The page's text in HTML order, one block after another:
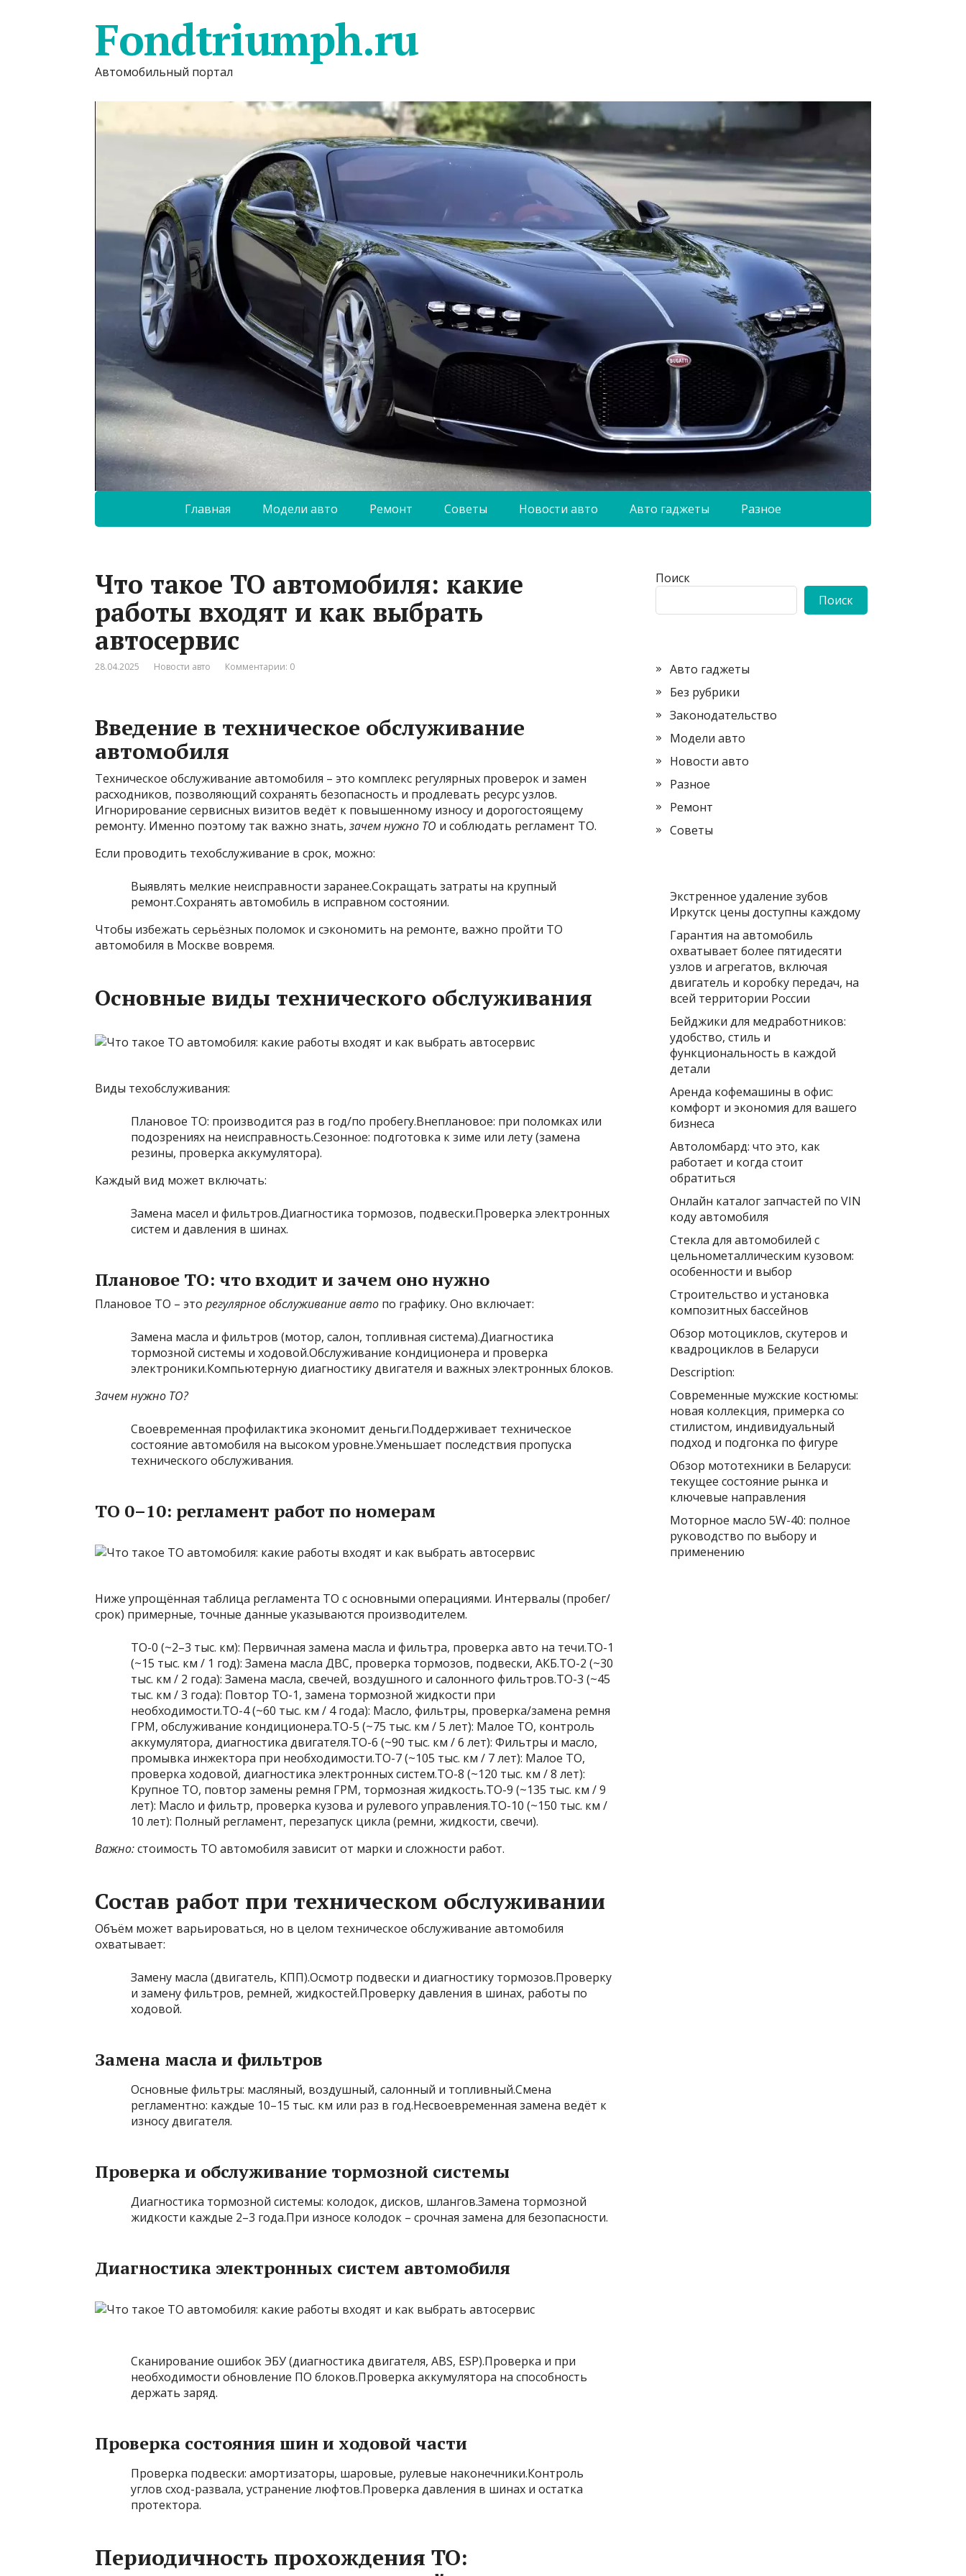
Fondtriumph.ru
Автомобильный портал
Главная Модели авто Ремонт Советы Новости авто Авто гаджеты Разное
Что такое ТО автомобиля: какие
работы входят и как выбрать
автосервис
28.04.2025 Новости авто Комментарии: 0
Введение в техническое обслуживание
автомобиля
Техническое обслуживание автомобиля – это комплекс регулярных проверок и замен
расходников, позволяющий сохранять безопасность и продлевать ресурс узлов.
Игнорирование сервисных визитов ведёт к повышенному износу и дорогостоящему
ремонту. Именно поэтому так важно знать, зачем нужно ТО и соблюдать регламент ТО.
Если проводить техобслуживание в срок, можно:
Выявлять мелкие неисправности заранее.Сокращать затраты на крупный
ремонт.Сохранять автомобиль в исправном состоянии.
Чтобы избежать серьёзных поломок и сэкономить на ремонте, важно пройти ТО
автомобиля в Москве вовремя.
Основные виды технического обслуживания
Виды техобслуживания:
Плановое ТО: производится раз в год/по пробегу.Внеплановое: при поломках или
подозрениях на неисправность.Сезонное: подготовка к зиме или лету (замена
резины, проверка аккумулятора).
Каждый вид может включать:
Замена масел и фильтров.Диагностика тормозов, подвески.Проверка электронных
систем и давления в шинах.
Плановое ТО: что входит и зачем оно нужно
Плановое ТО – это регулярное обслуживание авто по графику. Оно включает:
Замена масла и фильтров (мотор, салон, топливная система).Диагностика
тормозной системы и ходовой.Обслуживание кондиционера и проверка
электроники.Компьютерную диагностику двигателя и важных электронных блоков.
Зачем нужно ТО?
Своевременная профилактика экономит деньги.Поддерживает техническое
состояние автомобиля на высоком уровне.Уменьшает последствия пропуска
технического обслуживания.
ТО 0–10: регламент работ по номерам
Ниже упрощённая таблица регламента ТО с основными операциями. Интервалы (пробег/
срок) примерные, точные данные указываются производителем.
ТО-0 (~2–3 тыс. км): Первичная замена масла и фильтра, проверка авто на течи.ТО-1
(~15 тыс. км / 1 год): Замена масла ДВС, проверка тормозов, подвески, АКБ.ТО-2 (~30
тыс. км / 2 года): Замена масла, свечей, воздушного и салонного фильтров.ТО-3 (~45
тыс. км / 3 года): Повтор ТО-1, замена тормозной жидкости при
необходимости.ТО-4 (~60 тыс. км / 4 года): Масло, фильтры, проверка/замена ремня
ГРМ, обслуживание кондиционера.ТО-5 (~75 тыс. км / 5 лет): Малое ТО, контроль
аккумулятора, диагностика двигателя.ТО-6 (~90 тыс. км / 6 лет): Фильтры и масло,
промывка инжектора при необходимости.ТО-7 (~105 тыс. км / 7 лет): Малое ТО,
проверка ходовой, диагностика электронных систем.ТО-8 (~120 тыс. км / 8 лет):
Крупное ТО, повтор замены ремня ГРМ, тормозная жидкость.ТО-9 (~135 тыс. км / 9
лет): Масло и фильтр, проверка кузова и рулевого управления.ТО-10 (~150 тыс. км /
10 лет): Полный регламент, перезапуск цикла (ремни, жидкости, свечи).
Важно:стоимость ТО автомобиля зависит от марки и сложности работ.
Состав работ при техническом обслуживании
Объём может варьироваться, но в целом техническое обслуживание автомобиля
охватывает:
Замену масла (двигатель, КПП).Осмотр подвески и диагностику тормозов.Проверку
и замену фильтров, ремней, жидкостей.Проверку давления в шинах, работы по
ходовой.
Замена масла и фильтров
Основные фильтры: масляный, воздушный, салонный и топливный.Смена
регламентно: каждые 10–15 тыс. км или раз в год.Несвоевременная замена ведёт к
износу двигателя.
Проверка и обслуживание тормозной системы
Диагностика тормозной системы: колодок, дисков, шлангов.Замена тормозной
жидкости каждые 2–3 года.При износе колодок – срочная замена для безопасности.
Диагностика электронных систем автомобиля
Сканирование ошибок ЭБУ (диагностика двигателя, ABS, ESP).Проверка и при
необходимости обновление ПО блоков.Проверка аккумулятора на способность
держать заряд.
Проверка состояния шин и ходовой части
Проверка подвески: амортизаторы, шаровые, рулевые наконечники.Контроль
углов сход-развала, устранение люфтов.Проверка давления в шинах и остатка
протектора.
Периодичность прохождения ТО:
Поиск
Поиск
Авто гаджеты
Без рубрики
Законодательство
Модели авто
Новости авто
Разное
Ремонт
Советы
Экстренное удаление зубов
Иркутск цены доступны каждому
Гарантия на автомобиль
охватывает более пятидесяти
узлов и агрегатов, включая
двигатель и коробку передач, на
всей территории России
Бейджики для медработников:
удобство, стиль и
функциональность в каждой
детали
Аренда кофемашины в офис:
комфорт и экономия для вашего
бизнеса
Автоломбард: что это, как
работает и когда стоит
обратиться
Онлайн каталог запчастей по VIN
коду автомобиля
Стекла для автомобилей с
цельнометаллическим кузовом:
особенности и выбор
Строительство и установка
композитных бассейнов
Обзор мотоциклов, скутеров и
квадроциклов в Беларуси
Description:
Современные мужские костюмы:
новая коллекция, примерка со
стилистом, индивидуальный
подход и подгонка по фигуре
Обзор мототехники в Беларуси:
текущее состояние рынка и
ключевые направления
Моторное масло 5W-40: полное
руководство по выбору и
применению